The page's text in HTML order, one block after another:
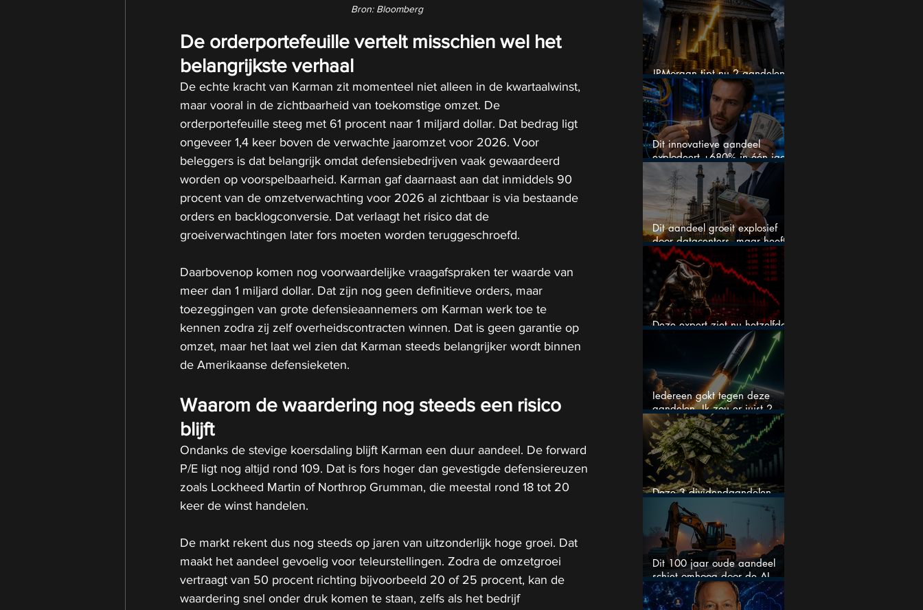
Bron: Bloomberg
De orderportefeuille vertelt misschien wel het
belangrijkste verhaal
De echte kracht van Karman zit momenteel niet alleen in de kwartaalwinst,
maar vooral in de zichtbaarheid van toekomstige omzet. De
orderportefeuille steeg met 61 procent naar 1 miljard dollar. Dat bedrag ligt
ongeveer 1,4 keer boven de verwachte jaaromzet voor 2026. Voor
beleggers is dat belangrijk omdat defensiebedrijven vaak gewaardeerd
worden op voorspelbaarheid. Karman gaf daarnaast aan dat inmiddels 90
procent van de omzetverwachting voor 2026 al zichtbaar is via bestaande
orders en backlogconversie. Dat verlaagt het risico dat de
groeiverwachtingen later fors moeten worden teruggeschroefd.
Daarbovenop komen nog voorwaardelijke vraagafspraken ter waarde van
meer dan 1 miljard dollar. Dat zijn nog geen definitieve orders, maar
toezeggingen van grote defensieaannemers om Karman werk toe te
kennen zodra zij zelf overheidscontracten winnen. Dat is geen garantie op
omzet, maar het laat wel zien dat Karman steeds belangrijker wordt binnen
de Amerikaanse defensieketen.
Waarom de waardering nog steeds een risico
blijft
Ondanks de stevige koersdaling blijft Karman een duur aandeel. De forward
P/E ligt nog altijd rond 109. Dat is fors hoger dan gevestigde defensiereuzen
zoals Lockheed Martin of Northrop Grumman, die meestal rond 18 tot 20
keer de winst handelen.
De markt rekent dus nog steeds op jaren van uitzonderlijk hoge groei. Dat
maakt het aandeel gevoelig voor teleurstellingen. Zodra de omzetgroei
vertraagt van 50 procent richting bijvoorbeeld 20 of 25 procent, kan de
waardering snel onder druk komen te staan, zelfs als het bedrijf
op je watchlist staan!
JPMorgan tipt nu 2 aandelen
voor augustus
Dit innovatieve aandeel
explodeert +680% in één jaar
en blijft maar stijgen
Dit aandeel groeit explosief
door datacenters, maar heeft
tientallen miljarden nodig
Deze expert ziet nu hetzelfde
als voor de crash van 1987
Iedereen gokt tegen deze
aandelen. Ik zou er juist 2
kopen
Deze 3 dividendaandelen
kunnen binnenkort flink stijgen
Dit 100 jaar oude aandeel
schiet omhoog door de AI-
boom